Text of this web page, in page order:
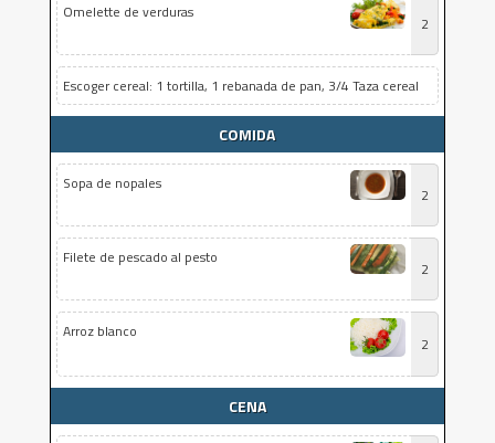
Omelette de verduras
2
Escoger cereal: 1 tortilla, 1 rebanada de pan, 3/4 Taza cereal
COMIDA
Sopa de nopales
2
Filete de pescado al pesto
2
Arroz blanco
2
CENA